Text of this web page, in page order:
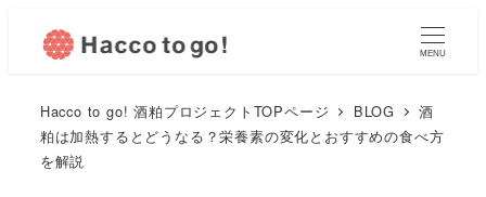
MENU
Hacco to go! 酒粕プロジェクトTOPページ BLOG
酒
粕は加熱するとどうなる？栄養素の変化とおすすめの食べ方
を解説